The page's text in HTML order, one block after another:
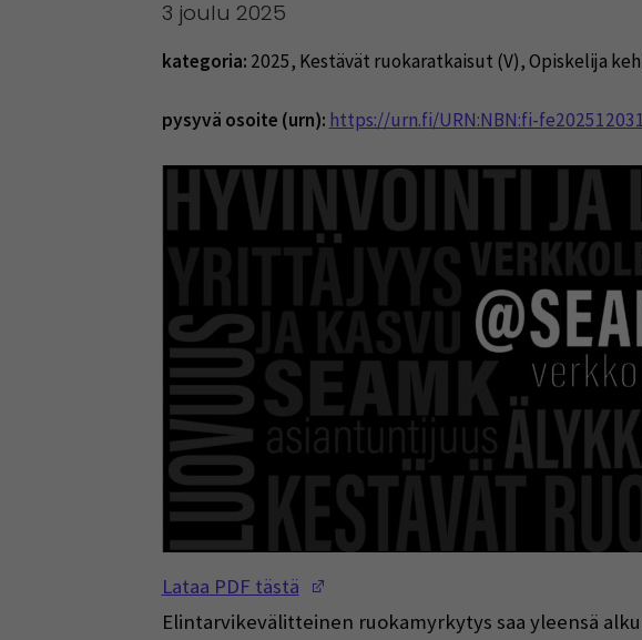
3 joulu 2025
kategoria: 2025, Kestävät ruokaratkaisut (V),Opiskelija
pysyvä osoite (urn): https://urn.fi/URN:NBN:fi-
Lataa PDF tästä
Elintarvikevälitteinen ruokamyrkytys saa yleensä